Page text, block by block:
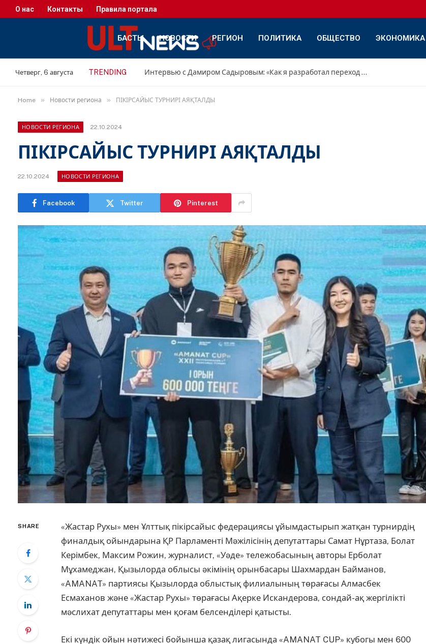
О нас Контакты Правила портала
БАСТЫ НОВОСТИ РЕГИОН ПОЛИТИКА ОБЩЕСТВО ЭКОНОМИКА
Четверг, 6 августа TRENDING Интервью с Дамиром Садыровым: «Как я разработал переход с переднего треугольника на обратный»
Home » Новости региона » ПІКІРСАЙЫС ТУРНИРІ АЯҚТАЛДЫ
НОВОСТИ РЕГИОНА 22.10.2024
ПІКІРСАЙЫС ТУРНИРІ АЯҚТАЛДЫ
22.10.2024 НОВОСТИ РЕГИОНА
Facebook Twitter Pinterest
SHARE
«Жастар Рухы» мен Ұлттық пікірсайыс федерациясы ұйымдастырып жатқан турнирдің
финалдық ойындарына ҚР Парламенті Мəжілісінің депутаттары Самат Нұртаза, Болат
Керімбек, Максим Рожин, журналист, «Уəде» тележобасының авторы Ерболат
Мұхамеджан, Қызылорда облысы əкімінің орынбасары Шахмардан Байманов,
«AMANAT» партиясы Қызылорда облыстық филиалының төрағасы Алмасбек
Есмаханов жəне «Жастар Рухы» төрағасы Ақерке Искандерова, сондай-ақ жергілікті
мəслихат депутаттары мен қоғам белсенділері қатысты.
Екі күндік ойын нəтижесі бойынша қазақ лигасында «AMANAT CUP» кубогы мен 600